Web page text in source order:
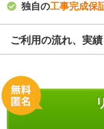
独自の工事完成保
ご利用の流れ、実